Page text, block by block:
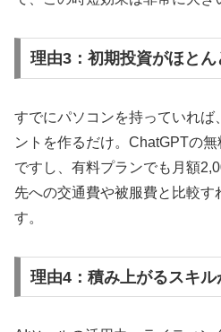
理由3：初期投資がほと
すでにパソコンを持っていれば
ントを作るだけ。ChatGPTの
ですし、有料プランでも月額
先への交通費や被服費と比較
す。
理由4：積み上がるスキ